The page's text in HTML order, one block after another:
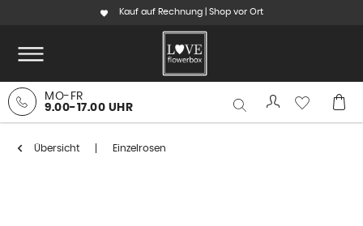
Kauf auf Rechnung | Shop vor Ort
MO-FR
9.00-17.00 UHR
Übersicht Einzelrosen